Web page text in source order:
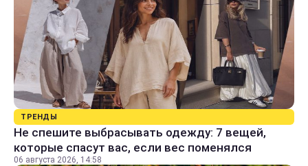
ТРЕНДЫ
Не спешите выбрасывать одежду: 7 вещей,
которые спасут вас, если вес поменялся
06 августа 2026, 14:58